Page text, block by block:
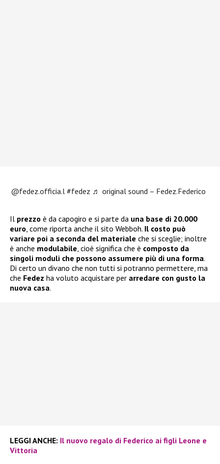
@fedez.officia.l #fedez ♬ original sound – Fedez.Federico
Il prezzo è da capogiro e si parte da una base di 20.000
euro , come riporta anche il sito Webboh. Il costo può
variare poi a seconda del materiale che si sceglie; inoltre
è anche modulabile , cioè significa che è composto da
singoli moduli che possono assumere più di una forma.
Di certo un divano che non tutti si potranno permettere, ma
che Fedez ha voluto acquistare per arredare con gusto la
nuova casa.
LEGGI ANCHE: Il nuovo regalo di Federico ai figli Leone e
Vittoria